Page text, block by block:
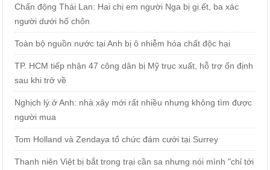
Chấn động Thái Lan: Hai chị em người Nga bị gi.ết, ba xác
người dưới hố chôn
Toàn bộ nguồn nước tại Anh bị ô nhiễm hóa chất độc hại
TP. HCM tiếp nhận 47 công dân bị Mỹ trục xuất, hỗ trợ ổn định
sau khi trở về
Nghịch lý ở Anh: nhà xây mới rất nhiều nhưng không tìm được
người mua
Tom Holland và Zendaya tổ chức đám cưới tại Surrey
Thanh niên Việt bị bắt trong trại cần sa nhưng nói mình "chỉ tới